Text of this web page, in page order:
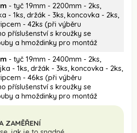
- tyč 19mm - 2200mm - 2ks,
- 1ks, držák - 3ks, koncovka - 2ks,
- 42ks (při výběru
příslušenství s kroužky se
a hmoždinky pro montáž
- tyč 19mm - 2400mm - 2ks,
- 1ks, držák - 3ks, koncovka - 2ks,
- 46ks (při výběru
příslušenství s kroužky se
a hmoždinky pro montáž
ZAMĚŘENÍ